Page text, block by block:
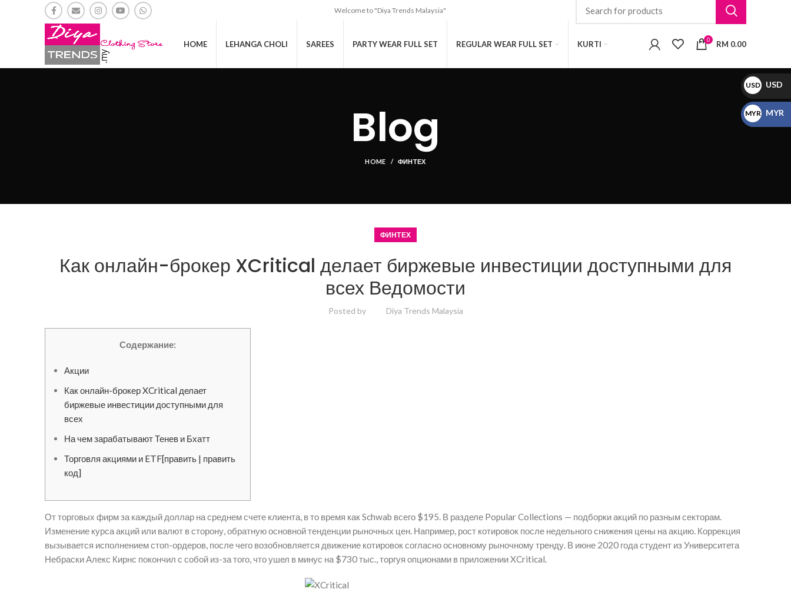
Welcome to "Diya Trends Malaysia"
HOME LEHANGA CHOLI SAREES PARTY WEAR FULL SET REGULAR WEAR FULL SET KURTI 0 RM 0.00
Blog
HOME ФИНТЕХ
ФИНТЕХ
Как онлайн-брокер XCritical делает биржевые инвестиции доступными для
всех Ведомости
Posted by Diya Trends Malaysia
Содержание:
Акции
Как онлайн-брокер XCritical делает
биржевые инвестиции доступными для
всех
На чем зарабатывают Тенев и Бхатт
Торговля акциями и ETF[править | править
код]
От торговых фирм за каждый доллар на среднем счете клиента, в то время как Schwab всего $195. В разделе Popular Collections — подборки акций по разным секторам.
Изменение курса акций или валют в сторону, обратную основной тенденции рыночных цен. Например, рост котировок после недельного снижения цены на акцию. Коррекция
вызывается исполнением стоп-ордеров, после чего возобновляется движение котировок согласно основному рыночному тренду. В июне 2020 года студент из Университета
Небраски Алекс Кирнс покончил с собой из-за того, что ушел в минус на $730 тыс., торгуя опционами в приложении XCritical.
USD
$
USD
MYR
RM
MYR